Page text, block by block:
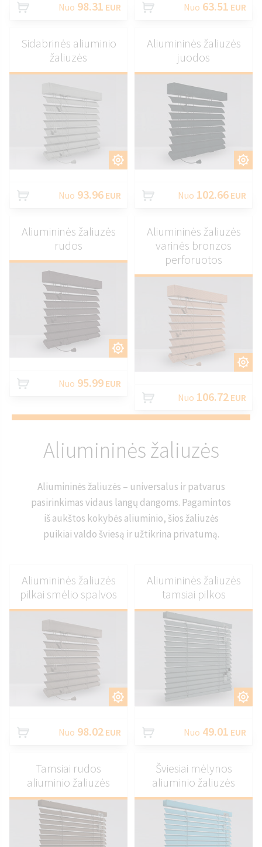
Nuo 98.31 EUR Nuo 63.51 EUR
Sidabrinės aliuminio
žaliuzės
Nuo 93.96 EUR
PRITAIKYTI
Aliumininės žaliuzės
juodos
Nuo 102.66 EUR
PRITAIKYTI
Aliumininės žaliuzės
rudos
Nuo 95.99 EUR
PRITAIKYTI
Aliumininės žaliuzės
varinės bronzos
perforuotos
Nuo 106.72 EUR
Aliumininės žaliuzės
Aliumininės žaliuzės – universalus ir patvarus
pasirinkimas vidaus langų dangoms. Pagamintos
iš aukštos kokybės aliuminio, šios žaliuzės
puikiai valdo šviesą ir užtikrina privatumą.
PRITAIKYTI
Aliumininės žaliuzės
pilkai smėlio spalvos
Nuo 98.02 EUR
Aliumininės žaliuzės
tamsiai pilkos
Nuo 49.01 EUR
Tamsiai rudos
aliuminio žaliuzės
Šviesiai mėlynos
aliuminio žaliuzės